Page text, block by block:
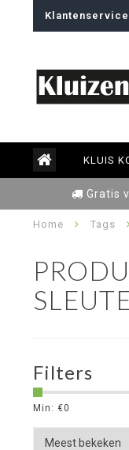
Klantenservice
KLUIS
Gratis
Home Tags
Filters
Min: €0